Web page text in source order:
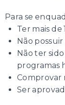
Para se
Ter mais de
Não
Não ter
programas
Comprovar
Ser